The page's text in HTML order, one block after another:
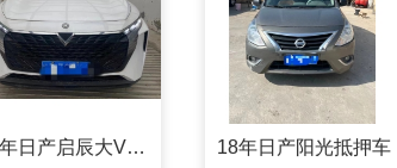
22年日产启辰大V抵押车 18年日产阳光抵押车